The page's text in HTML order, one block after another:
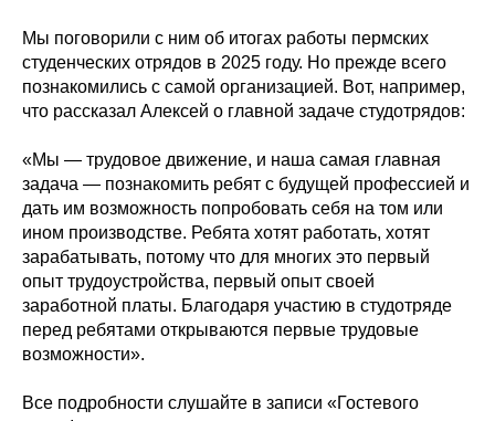
Мы поговорили с ним об итогах работы пермских
студенческих отрядов в 2025 году. Но прежде всего
познакомились с самой организацией. Вот, например,
что рассказал Алексей о главной задаче студотрядов:
«Мы — трудовое движение, и наша самая главная
задача — познакомить ребят с будущей профессией и
дать им возможность попробовать себя на том или
ином производстве. Ребята хотят работать, хотят
зарабатывать, потому что для многих это первый
опыт трудоустройства, первый опыт своей
заработной платы. Благодаря участию в студотряде
перед ребятами открываются первые трудовые
возможности».
Все подробности слушайте в записи «Гостевого